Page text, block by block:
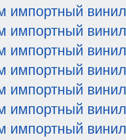
импортный винил
импортный винил
импортный винил
импортный винил
импортный винил
импортный винил
импортный винил